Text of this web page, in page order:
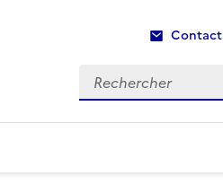
Contact
Rechercher